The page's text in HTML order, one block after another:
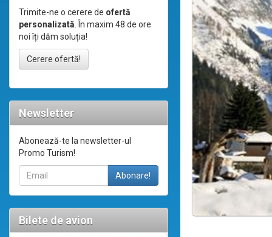
Trimite-ne o cerere de ofertă
personalizată. În maxim 48 de ore
noi îți dăm soluția!
Cerere ofertă!
Newsletter
Abonează-te la newsletter-ul
Promo Turism!
Bilete de avion